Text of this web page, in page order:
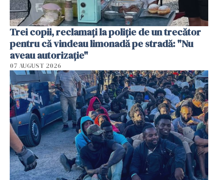
Trei copii, reclamați la poliție de un trecător
pentru că vindeau limonadă pe stradă: "Nu
aveau autorizație"
07 AUGUST 2026